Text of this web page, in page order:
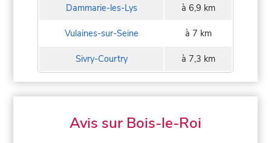
Dammarie-les-Lys à 6,9 km
Vulaines-sur-Seine à 7 km
Sivry-Courtry à 7,3 km
Avis sur Bois-le-Roi